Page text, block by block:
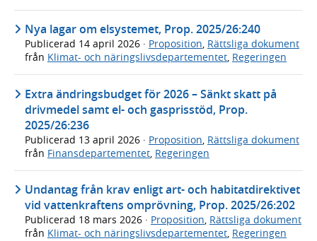
Nya lagar om elsystemet, Prop. 2025/26:240
Publicerad 14 april 2026 · Proposition, Rättsliga dokument
från Klimat- och näringslivsdepartementet, Regeringen
Extra ändringsbudget för 2026 – Sänkt skatt på
drivmedel samt el- och gasprisstöd, Prop.
2025/26:236
Publicerad 13 april 2026 · Proposition Rättsliga dokument
från Finansdepartementet Regeringen
Undantag från krav enligt art- och habitatdirektivet
vid vattenkraftens omprövning, Prop. 2025/26:202
Publicerad 18 mars 2026 · Proposition, Rättsliga dokument
från Klimat- och näringslivsdepartementet, Regeringen